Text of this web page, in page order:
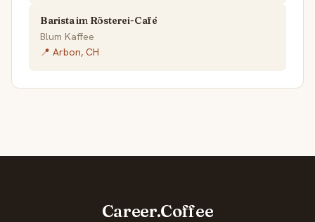
Barista im Rösterei-Café
Blum Kaffee
📍 Arbon, CH
Career.Coffee